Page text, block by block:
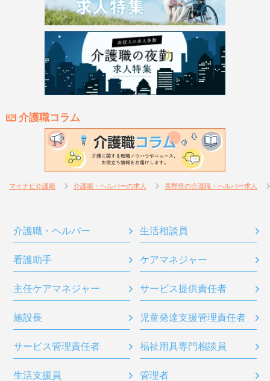
介護職コラム
マイナビ介護職 介護職・ヘルパーの求人 長野県の介護職・ヘルパー求人
介護職・ヘルパー 生活相談員
看護助手 ケアマネジャー
主任ケアマネジャー サービス提供責任者
施設長 児童発達支援管理責任者
サービス管理責任者 福祉用具専門相談員
生活支援員 管理者